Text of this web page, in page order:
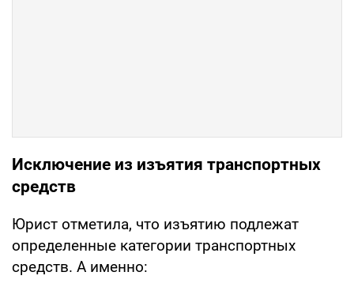
Исключение из изъятия транспортных
средств
Юрист отметила, что изъятию подлежат
определенные категории транспортных
средств. А именно: